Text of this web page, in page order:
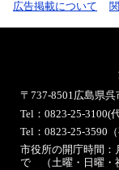
広告掲載について
〒737-8501広島県呉
Tel：0823-25-3100(
Tel：0823-25-3590
市役所の開庁時間：
で （土曜・日曜・